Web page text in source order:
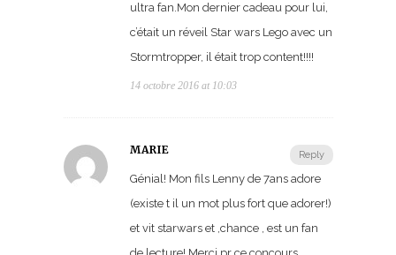
ultra fan.Mon dernier cadeau pour lui,
c’était un réveil Star wars Lego avec un
Stormtropper, il était trop content!!!!
14 octobre 2016 at 10:03
Reply
MARIE
Génial! Mon fils Lenny de 7ans adore
(existe t il un mot plus fort que adorer!)
et vit starwars et ,chance , est un fan